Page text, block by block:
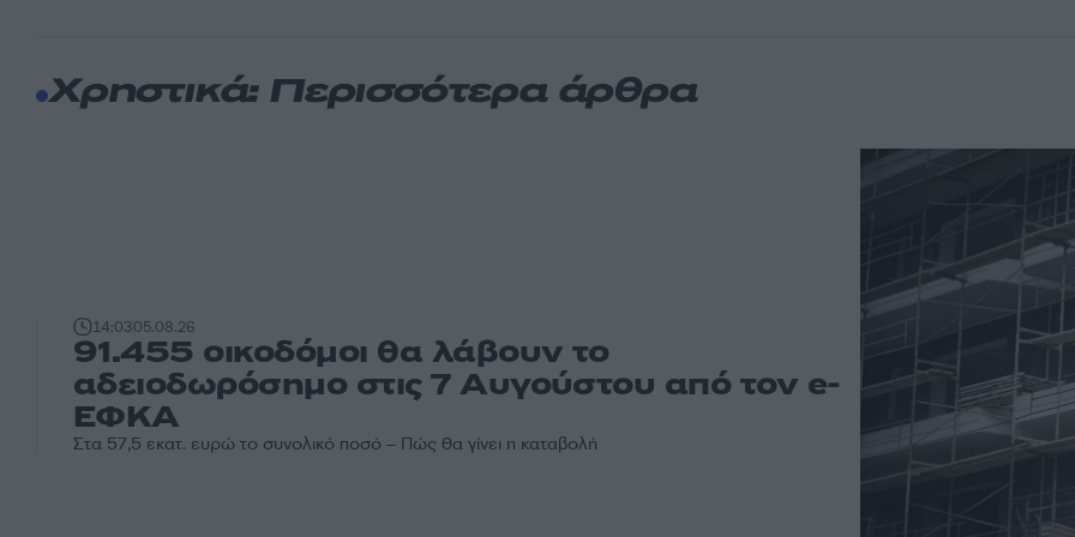
Χρηστικά: Περισσότερα άρθρα
14:0305.08.26
91.455 οικοδόμοι θα λάβουν το
αδειοδωρόσημο στις 7 Αυγούστου από τον e-
ΕΦΚΑ
Στα 57,5 εκατ. ευρώ το συνολικό ποσό – Πώς θα γίνει η καταβολή